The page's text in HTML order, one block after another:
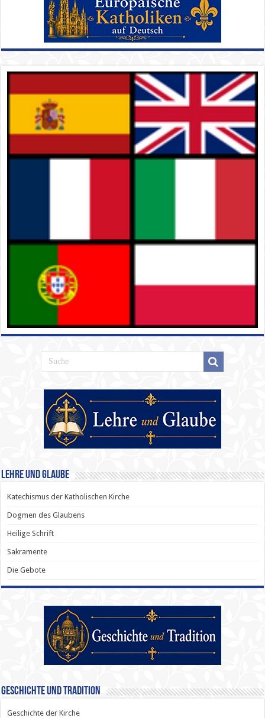
Lehre und Glaube
Katechismus der Katholischen Kirche
Dogmen des Glaubens
Heilige Schrift
Sakramente
Die Gebote
Geschichte und Tradition
Geschichte der Kirche